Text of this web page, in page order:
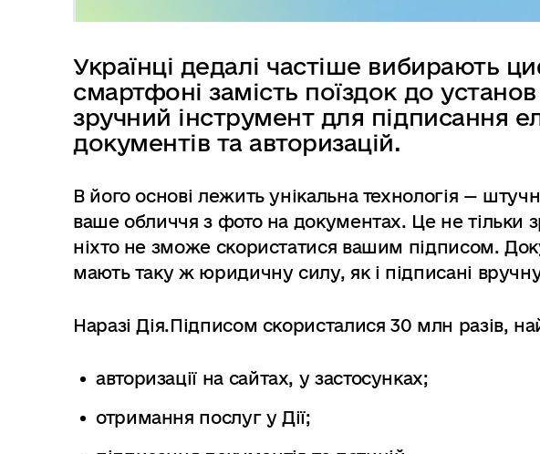
Українці дедалі частіше вибирають
смартфоні замість поїздок до
зручний інструмент для підписання
документів та авторизацій.
В його основі лежить унікальна технологія —
ваше обличчя з фото на документах. Це не тільки
ніхто не зможе скористатися вашим підписом.
мають таку ж юридичну силу, як і підписані
Наразі Дія.Підписом скористалися 30 млн разів,
авторизації на сайтах, у застосунках;
отримання послуг у Дії;